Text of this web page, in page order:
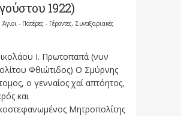
1922)
Άγιοι - Πατέρες - Γέροντες, Συναξαριακές
Ι. Πρωτοπαπά (νυν
Φθιώτιδος) Ο Σμύρνης
ο γενναίος χαί απτόητος,
και
Μητροπολίτης